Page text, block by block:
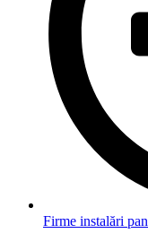
Firme instalări